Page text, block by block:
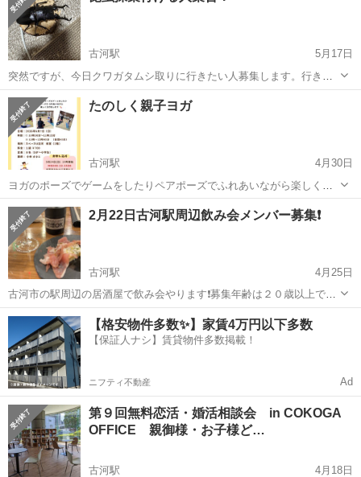
古河駅
5月17日
突然ですが、今日クワガタムシ取りに行きたい人募集します。行きた
い方はご連絡ください。よろしくお願いします🥺 明日から雨なので来
れる方はメッセージください！
茨城 古河市 古河駅 その他
たのしく親子ヨガ
古河駅
4月30日
ヨガのポーズでゲームをしたりペアポーズでふれあいながら楽しく親
子でヨガをします。 6月7日（日） 10：30～11：15、13：00～13：45
（各回45分） スペースU古河 和室（2F） 1組700円 5歳～小...
茨城 古河市 古河駅 その他 親子
2月22日古河駅周辺飲み会メンバー募集❗️
古河駅
4月25日
古河市の駅周辺の居酒屋で飲み会やります❗️募集年齢は２０歳以上です❗️
老若男女問わずご興味がある方はご連絡ください❗️よろしくお願いしま
す❗️多分みんな初めましてだと思います❗️楽しみましょう😊
茨城 古河市 古河駅 その他 飲み会
【格安物件多数✨】家賃4万円以下多数
【保証人ナシ】賃貸物件多数掲載！
ニフティ不動産 Ad
第９回無料恋活・婚活相談会 in COKOGA
OFFICE 親御様・お子様ど…
古河駅
4月18日